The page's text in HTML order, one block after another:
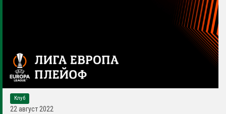
Клуб
22 август 2022